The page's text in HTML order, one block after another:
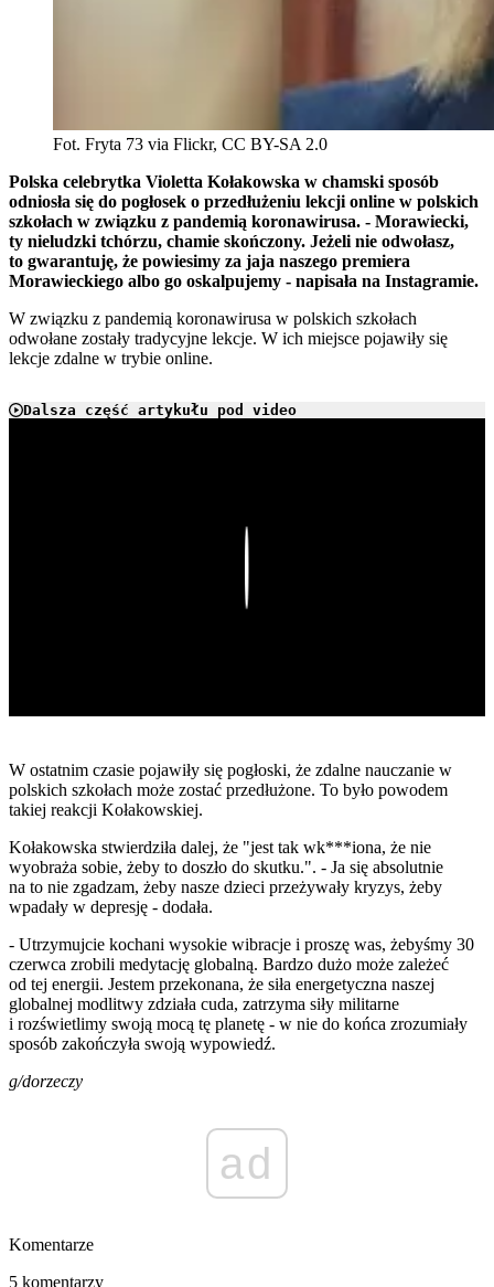
Fot. Fryta 73 via Flickr, CC BY-SA 2.0
Polska celebrytka Violetta Kołakowska w chamski sposób
odniosła się do pogłosek o przedłużeniu lekcji online w polskich
szkołach w związku z pandemią koronawirusa. - Morawiecki,
ty nieludzki tchórzu, chamie skończony. Jeżeli nie odwołasz,
to gwarantuję, że powiesimy za jaja naszego premiera
Morawieckiego albo go oskalpujemy - napisała na Instagramie.
W związku z pandemią koronawirusa w polskich szkołach
odwołane zostały tradycyjne lekcje. W ich miejsce pojawiły się
lekcje zdalne w trybie online.
Dalsza część artykułu pod video
W ostatnim czasie pojawiły się pogłoski, że zdalne nauczanie w
polskich szkołach może zostać przedłużone. To było powodem
takiej reakcji Kołakowskiej.
Kołakowska stwierdziła dalej, że "jest tak wk***iona, że nie
wyobraża sobie, żeby to doszło do skutku.". - Ja się absolutnie
na to nie zgadzam, żeby nasze dzieci przeżywały kryzys, żeby
wpadały w depresję - dodała.
- Utrzymujcie kochani wysokie wibracje i proszę was, żebyśmy 30
czerwca zrobili medytację globalną. Bardzo dużo może zależeć
od tej energii. Jestem przekonana, że siła energetyczna naszej
globalnej modlitwy zdziała cuda, zatrzyma siły militarne
i rozświetlimy swoją mocą tę planetę - w nie do końca zrozumiały
sposób zakończyła swoją wypowiedź.
g/dorzeczy
ad
Komentarze
5 komentarzy